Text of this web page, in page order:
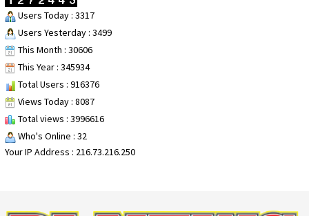
Users Today : 3317
Users Yesterday : 3499
This Month : 30606
This Year : 345934
Total Users : 916376
Views Today : 8087
Total views : 3996616
Who's Online : 32
Your IP Address : 216.73.216.250